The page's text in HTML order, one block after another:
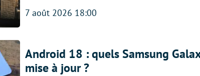
7 août 2026 18:00
Android 18 : quels Samsung
mise à jour ?